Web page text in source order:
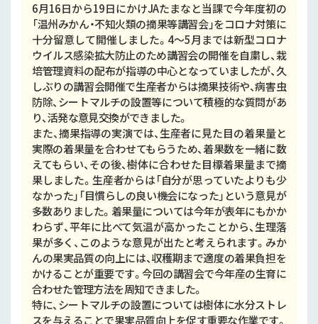
6月16日から19日にかけJAたまなと当課で今年度初の
「温州みかん・不知火類の摘果等講習会」をコロナ対策に
十分留意して開催しました。4～5月までは新型コロナ
ウイルス感染拡大防止のため講習会の開催を自粛し、栽
培管理資料の配布が指導の中心となっていましたが、久
しぶりの講習会開催で生産者からは摘果技術や、病害虫
防除、シートマルチの設置等について積極的な質問があ
り、活発な意見交換ができました。
また、摘果指導の実演では、生産者に見た目の着果量と
実際の着果量を合わせてもらうため、着果数を一緒に数
えてもらい、その後、樹体に合わせた目標着果量まで摘
果しました。生産者からは「自分が思っていたよりも少
なかった」「目慣らしの良い機会になった」という意見が
多数ありました。着果量については今年が表年にもかか
わらず、平年に比べて気温が高かったことから、生理落
果が多く、このような意見が出たと考えられます。みか
んの果実品質の向上には、収穫期まで適度の着果負担を
かけることが重要です。今回の講習会で今年産の生育に
合わせた管理方法を周知できました。
特に、シートマルチの設置については樹体に水分ストレ
スを与えることで果実品質向上を促す重要な作業です。